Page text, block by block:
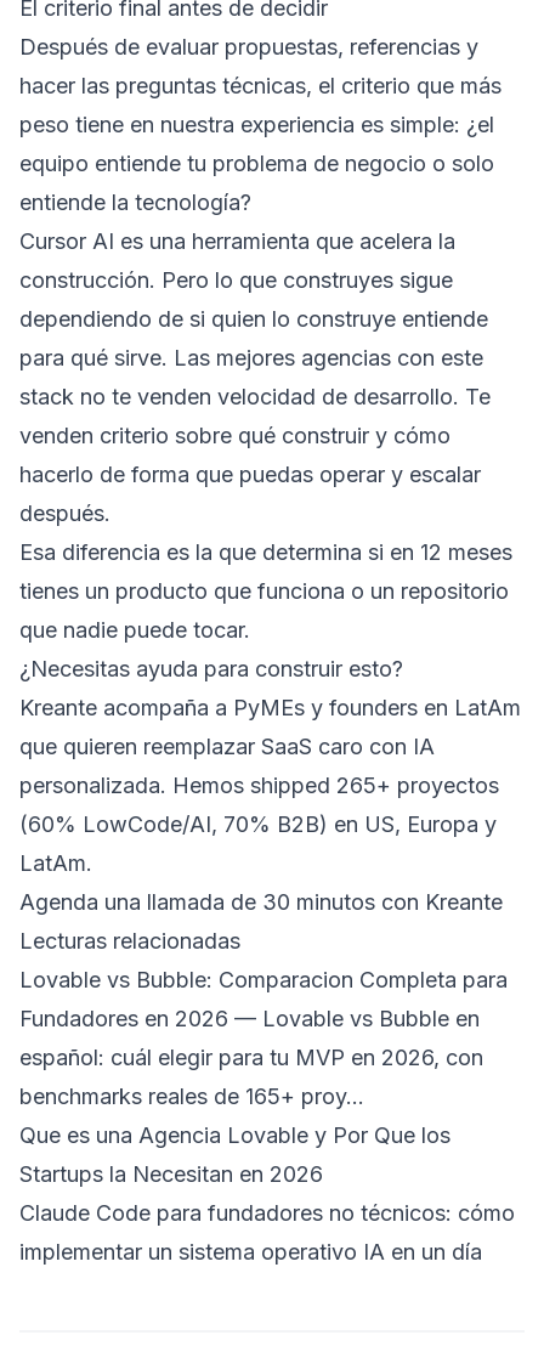
El criterio final antes de decidir
Después de evaluar propuestas, referencias y
hacer las preguntas técnicas, el criterio que más
peso tiene en nuestra experiencia es simple: ¿el
equipo entiende tu problema de negocio o solo
entiende la tecnología?
Cursor AI es una herramienta que acelera la
construcción. Pero lo que construyes sigue
dependiendo de si quien lo construye entiende
para qué sirve. Las mejores agencias con este
stack no te venden velocidad de desarrollo. Te
venden criterio sobre qué construir y cómo
hacerlo de forma que puedas operar y escalar
después.
Esa diferencia es la que determina si en 12 meses
tienes un producto que funciona o un repositorio
que nadie puede tocar.
¿Necesitas ayuda para construir esto?
Kreante acompaña a PyMEs y founders en LatAm
que quieren reemplazar SaaS caro con IA
personalizada. Hemos shipped 265+ proyectos
(60% LowCode/AI, 70% B2B) en US, Europa y
LatAm.
Agenda una llamada de 30 minutos con Kreante
Lecturas relacionadas
Lovable vs Bubble: Comparacion Completa para
Fundadores en 2026 — Lovable vs Bubble en
español: cuál elegir para tu MVP en 2026, con
benchmarks reales de 165+ proy…
Que es una Agencia Lovable y Por Que los
Startups la Necesitan en 2026
Claude Code para fundadores no técnicos: cómo
implementar un sistema operativo IA en un día